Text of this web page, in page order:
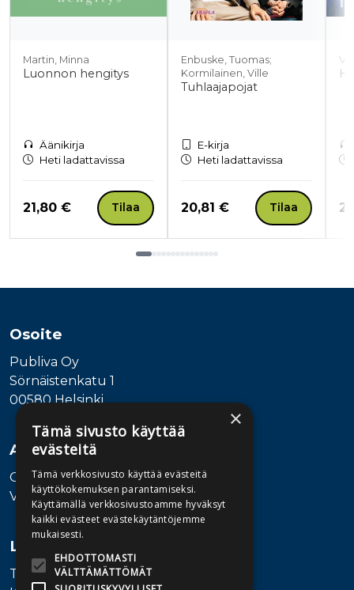
Martin, Minna
Luonnon hengitys
Äänikirja
Heti ladattavissa
Hinta nyt
21,80 € Tilaa
Enbuske, Tuomas;
Kormilainen, Ville
Tuhlaajapojat
E-kirja
Heti ladattavissa
Hinta nyt
20,81 € Tilaa
Osoite
Publiva Oy
Sörnäistenkatu 1
00580 Helsinki
Asiakaspalvelu
Ota yhteyttä
Vaihde: 010 345100
Lisätietoa
Toimitusehdot
×
Tämä sivusto käyttää
evästeitä
Tämä verkkosivusto käyttää evästeitä
käyttökokemuksen parantamiseksi.
Käyttämällä verkkosivustoamme hyväksyt
kaikki evästeet evästekäytäntöjemme
mukaisesti.
EHDOTTOMASTI
VÄLTTÄMÄTTÖMÄT